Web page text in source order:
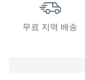
무료 지역 배송